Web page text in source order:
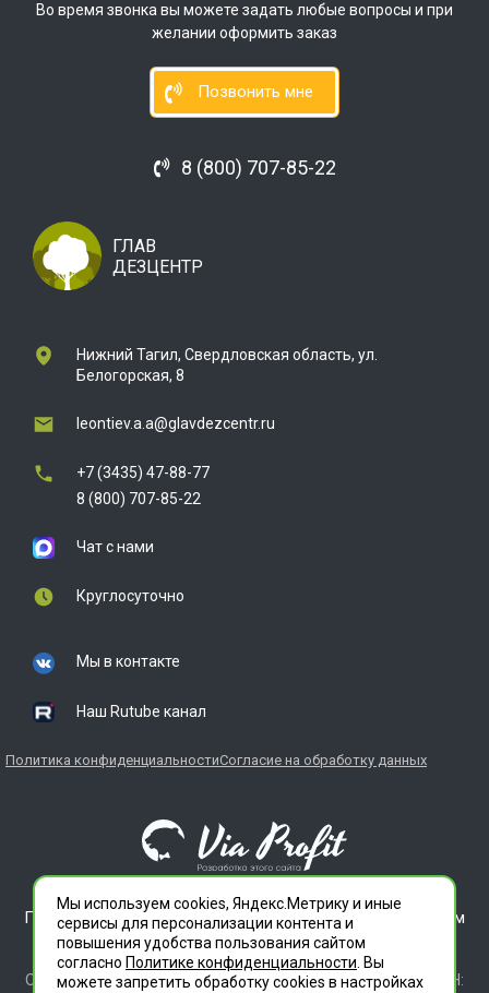
Во время звонка вы можете задать любые вопросы и при
желании оформить заказ
Позвонить мне
8 (800) 707-85-22
ГЛАВ
ДЕЗЦЕНТР
Нижний Тагил, Свердловская область, ул.
Белогорская, 8
leontiev.a.a@glavdezcentr.ru
+7 (3435) 47-88-77
8 (800) 707-85-22
Чат с нами
Круглосуточно
Мы в контакте
Наш Rutube канал
Политика конфиденциальностиСогласие на обработку данных
ГЛАВДЕЗЦЕНТР является зарегистрированным товарным
знаком. Все права защищены.
ООО "СЛУЖБА ДЕЗИНФЕКЦИИ" 620012 СВЕРДЛОВСКАЯ
ОБЛАСТЬ Г. ЕКАТЕРИНБУРГ, УЛ. ИЛЬИЧА ДОМ 14 КВ 11 ИНН:
Мы используем cookies, Яндекс.Метрику и иные
сервисы для персонализации контента и
повышения удобства пользования сайтом
согласно Политике конфиденциальности . Вы
можете запретить обработку сookies в настройках